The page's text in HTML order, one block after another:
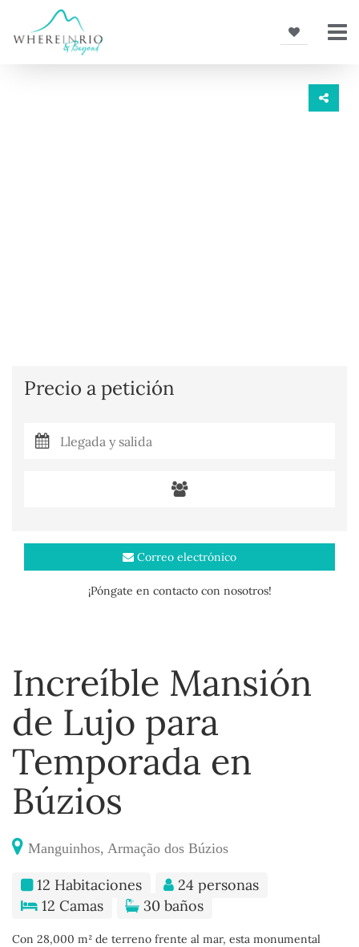
Increíble Mansión
de Lujo para
Temporada en
Búzios
Manguinhos, Armação dos Búzios
12 Habitaciones
24 personas
12 Camas
30 baños
Con 28,000 m² de terreno frente al mar, esta monumental
Precio a petición
Correo electrónico
¡Póngate en contacto con nosotros!